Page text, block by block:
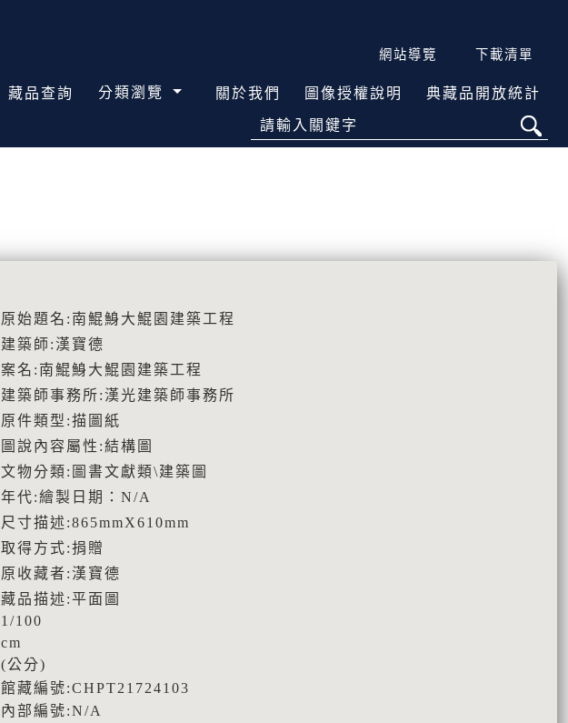
網站導覽 下載清單
藏品查詢 分類瀏覽 關於我們 圖像授權說明 典藏品開放統計
請輸入關鍵字
原始題名:南鯤鯓大鯤園建築工程
建築師:漢寶德
案名:南鯤鯓大鯤園建築工程
建築師事務所:漢光建築師事務所
原件類型:描圖紙
圖說內容屬性:結構圖
文物分類:圖書文獻類\建築圖
年代:繪製日期：N/A
尺寸描述:865mmX610mm
取得方式:捐贈
原收藏者:漢寶德
藏品描述:平面圖
1/100
cm
(公分)
館藏編號:CHPT21724103
內部編號:N/A